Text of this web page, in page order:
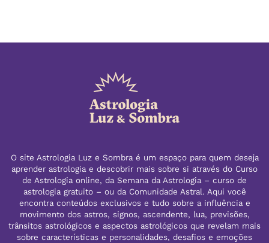
O site Astrologia Luz e Sombra é um espaço para quem deseja
aprender astrologia e descobrir mais sobre si através do Curso
de Astrologia online, da Semana da Astrologia – curso de
astrologia gratuito – ou da Comunidade Astral. Aqui você
encontra conteúdos exclusivos e tudo sobre a influência e
movimento dos astros, signos, ascendente, lua, previsões,
trânsitos astrológicos e aspectos astrológicos que revelam mais
sobre características e personalidades, desafios e emoções